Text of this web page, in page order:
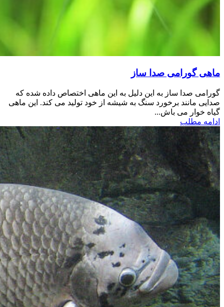
ماهی گورامی صدا ساز
گورامی صدا ساز به این دلیل به این ماهی اختصاص داده شده که
صدایی مانند برخورد سنگ به شیشه از خود تولید می کند. این ماهی
گیاه خوار می باش...
ادامه مطلب